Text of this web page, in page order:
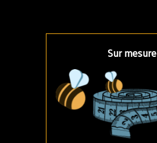
Sur mesure